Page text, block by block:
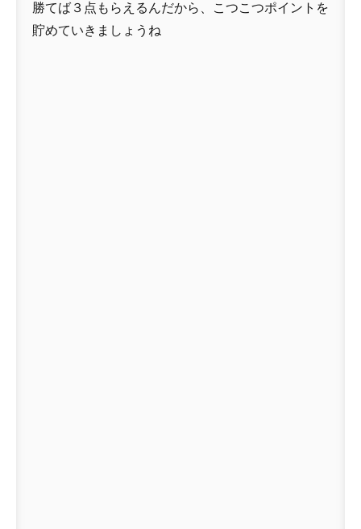
勝てば３点もらえるんだから、こつこつポイントを
貯めていきましょうね